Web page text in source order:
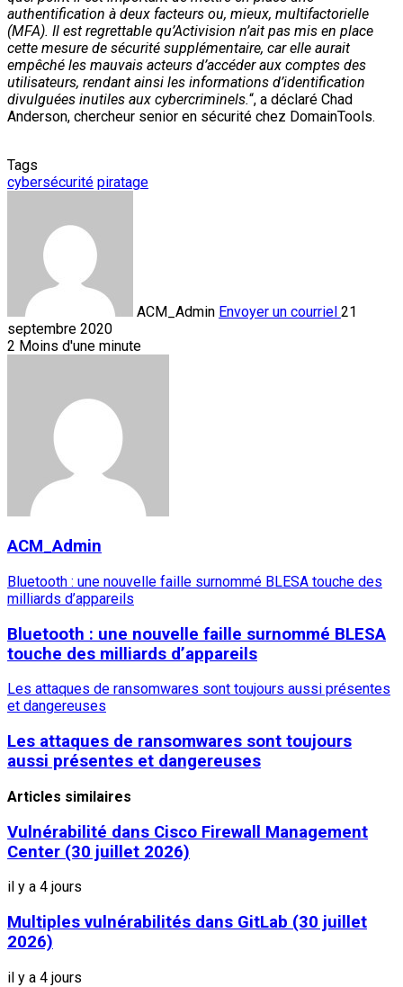
authentification à deux facteurs ou, mieux, multifactorielle
(MFA). Il est regrettable qu’Activision n’ait pas mis en place
cette mesure de sécurité supplémentaire, car elle aurait
empêché les mauvais acteurs d’accéder aux comptes des
utilisateurs, rendant ainsi les informations d’identification
divulguées inutiles aux cybercriminels.“, a déclaré Chad
Anderson, chercheur senior en sécurité chez DomainTools.
Tags
cybersécurité piratage
ACM_Admin Envoyer un courriel 21
septembre 2020
2 Moins d'une minute
ACM_Admin
Bluetooth : une nouvelle faille surnommé BLESA touche des
milliards d’appareils
Bluetooth : une nouvelle faille surnommé BLESA
touche des milliards d’appareils
Les attaques de ransomwares sont toujours aussi présentes
et dangereuses
Les attaques de ransomwares sont toujours
aussi présentes et dangereuses
Articles similaires
Vulnérabilité dans Cisco Firewall Management
Center (30 juillet 2026)
il y a 4 jours
Multiples vulnérabilités dans GitLab (30 juillet
2026)
il y a 4 jours